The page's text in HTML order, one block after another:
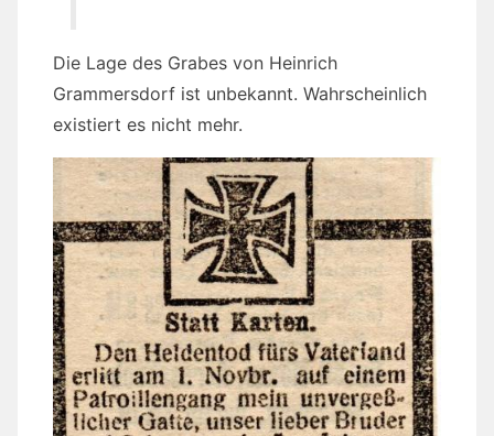
Die Lage des Grabes von Heinrich
Grammersdorf ist unbekannt. Wahrscheinlich
existiert es nicht mehr.